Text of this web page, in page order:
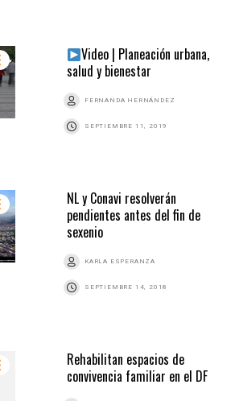
Video | Planeación urbana,
salud y bienestar
FERNANDA HERNÁNDEZ
SEPTIEMBRE 11, 2019
NL y Conavi resolverán
pendientes antes del fin de
sexenio
KARLA ESPERANZA
SEPTIEMBRE 14, 2018
Rehabilitan espacios de
convivencia familiar en el DF